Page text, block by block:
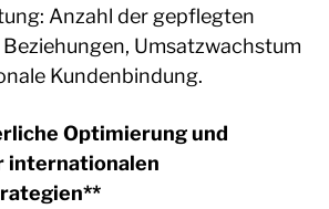
Anzahl der gepflegten
Umsatzwachstum
Kundenbindung.
Optimierung und
internationalen